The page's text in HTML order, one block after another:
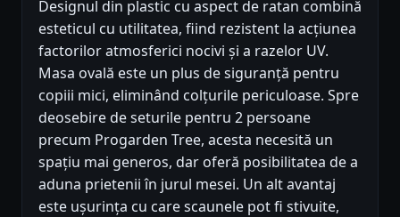
Designul din plastic cu aspect de ratan combină
esteticul cu utilitatea, fiind rezistent la acțiunea
factorilor atmosferici nocivi și a razelor UV.
Masa ovală este un plus de siguranță pentru
copiii mici, eliminând colțurile periculoase. Spre
deosebire de seturile pentru 2 persoane
precum Progarden Tree, acesta necesită un
spațiu mai generos, dar oferă posibilitatea de a
aduna prietenii în jurul mesei. Un alt avantaj
este ușurința cu care scaunele pot fi stivuite,